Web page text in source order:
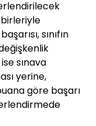
sınıfın
sınava
yerine,
göre başarı